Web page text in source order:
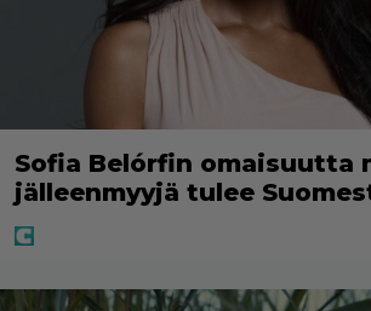
Sofia Belórfin omaisuutta
jälleenmyyjä tulee